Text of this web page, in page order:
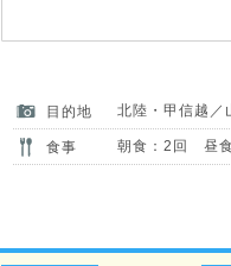
目的地 北陸・甲信越／
食事 朝食：2回 昼